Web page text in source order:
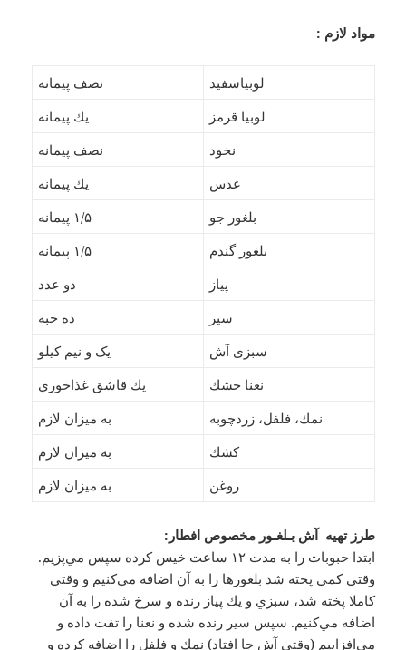
مواد لازم :
لوبياسفيد
نصف پيمانه
لوبيا قرمز
يك پيمانه
نخود
نصف پيمانه
عدس
يك پيمانه
بلغور جو
۱/۵ پیمانه
بلغور گندم
۱/۵ پیمانه
پياز
دو عدد
سير
ده حبه
سبزی آش
یک و نیم کیلو
نعنا خشك
يك قاشق غذاخوري
نمك، فلفل، زردچوبه
به ميزان لازم
كشك
به ميزان لازم
روغن
به ميزان لازم
طرز تهیه آش بـلغـور مخصوص افطار:
ابتدا حبوبات را به مدت ۱۲ ساعت خيس كرده سپس مي‌پزيم.
وقتي كمي پخته شد بلغورها را به آن اضافه مي‌كنيم و وقتي
كاملا پخته شد، سبزي و يك پياز رنده و سرخ شده را به آن
اضافه مي‌كنيم. سپس سير رنده شده و نعنا را تفت داده و
مي‌افزاييم (وقتي آش جا افتاد) نمك و فلفل را اضافه كرده و